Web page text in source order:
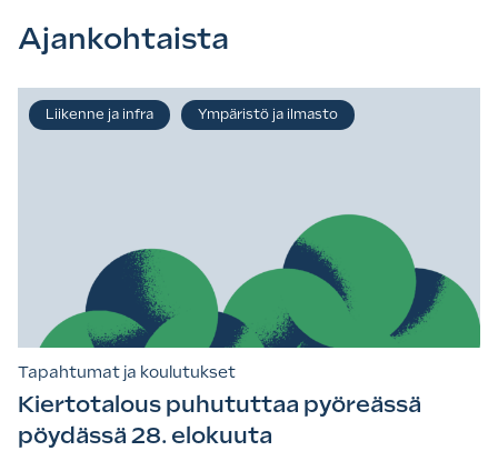
Ajankohtaista
Tapahtumat ja koulutukset
Kiertotalous puhututtaa pyöreässä
pöydässä 28. elokuuta
Liikenne ja infra Ympäristö ja ilmasto